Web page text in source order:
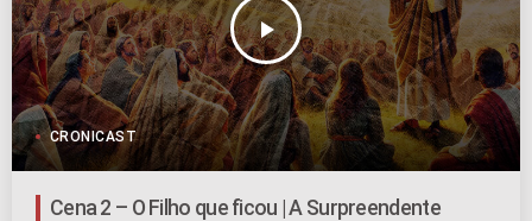
play_arrow
CRONICAST
Cena 2 – O Filho que ficou | A Surpreendente